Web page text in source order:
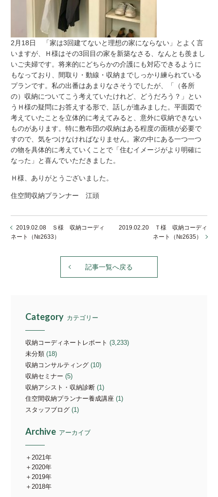
2月18日 「家は3回建てないと理想の家にならない」とよく言
いますが、Ｈ様はその3回目の家を新築なさる、なんとも羨まし
いご夫婦です。将来的にどちらかの介護にも対応できるように
もなっており、間取り・動線・収納までしっかり練られている
プランです。私の出番はあまりなさそうでしたが、「（各所
の）収納についてこう考えていたけれど、どうだろう？」とい
うＨ様の疑問にお答えする形で、話しが進みました。平面図で
考えていたことを立体的に考えてみると、意外に収納できない
ものがあります。特に敷布団の収納はある程度の面積が必要で
すので、気をつけなければなりません。家の中にある一つ一つ
の物を具体的に考えていくことで「住むイメージがより明確に
なった」と喜んでいただきました。
Ｈ様、ありがとうございました。
住空間収納プランナー 江頭
2019.02.08 Ｓ様 収納コーディ
ネート（№2633）
2019.02.20 Ｔ様 収納コーディ
ネート（№2635）
記事一覧へ戻る
Category カテゴリー
収納コーディネートレポート (3,233)
未分類 (18)
収納コンサルティング (10)
収納セミナー (5)
収納アシスト・収納診断 (1)
住空間収納プランナー養成講座 (1)
スタッフブログ (1)
Archive アーカイブ
2021年
2020年
2019年
2018年